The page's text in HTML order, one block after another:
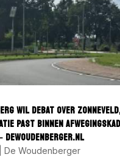
WIL DEBAT OVER
PAST BINNEN
De Woudenberger